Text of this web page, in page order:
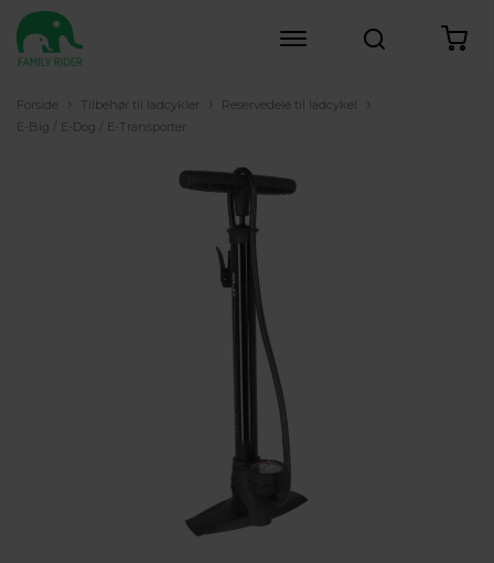
Forside › Tilbehør til ladcykler › Reservedele til ladcykel ›
E-Big / E-Dog / E-Transporter